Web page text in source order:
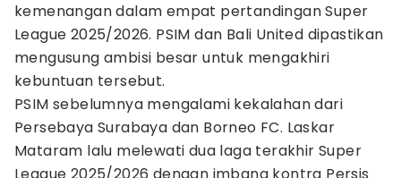
kemenangan dalam empat pertandingan Super
League 2025/2026. PSIM dan Bali United dipastikan
mengusung ambisi besar untuk mengakhiri
kebuntuan tersebut.
PSIM sebelumnya mengalami kekalahan dari
Persebaya Surabaya dan Borneo FC. Laskar
Mataram lalu melewati dua laga terakhir Super